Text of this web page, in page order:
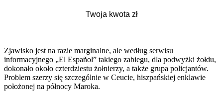
Zjawisko jest na razie marginalne, ale według serwisu
informacyjnego „El Español” takiego zabiegu, dla podwyżki żołdu,
dokonało około czterdziestu żołnierzy, a także grupa policjantów.
Problem szerzy się szczególnie w Ceucie, hiszpańskiej enklawie
położonej na północy Maroka.